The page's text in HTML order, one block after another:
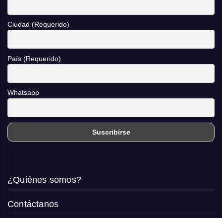
Ciudad (Requerido)
País (Requerido)
Whatsapp
¿Quiénes somos?
Contáctanos